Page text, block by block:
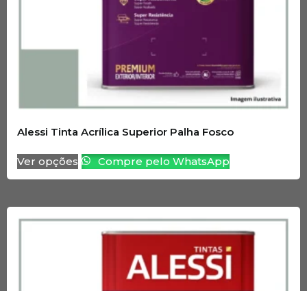
Alessi Tinta Acrílica Superior Palha Fosco
Ver opções Compre pelo WhatsApp